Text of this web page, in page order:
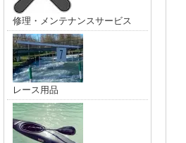
修理・メンテナンスサービス
レース用品